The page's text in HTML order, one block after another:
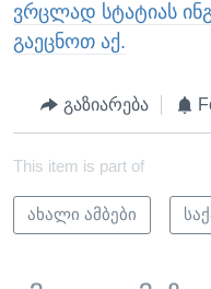
ვრცლად სტატიას
გაეცნოთ აქ.
გაზიარება
This item is part of
ახალი ამბები